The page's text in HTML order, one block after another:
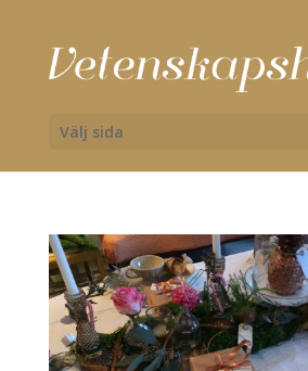
Välj sida